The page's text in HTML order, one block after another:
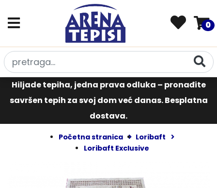
0
Hiljade tepiha, jedna prava odluka – pronađite
savršen tepih za svoj dom već danas. Besplatna
dostava.
Početna stranica
Loribaft
Loribaft Exclusive